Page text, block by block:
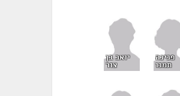
פנינה
תמנו
יואב בן
צור